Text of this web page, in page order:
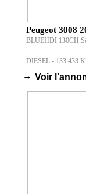
Peugeot 3008
BLUEHDI 130CH
DIESEL - 133 433
→ Voir